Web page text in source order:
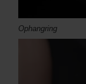
Ophangring